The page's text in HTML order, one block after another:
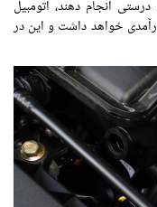
انجام دهند، اتومبیل
خواهد داشت و این در